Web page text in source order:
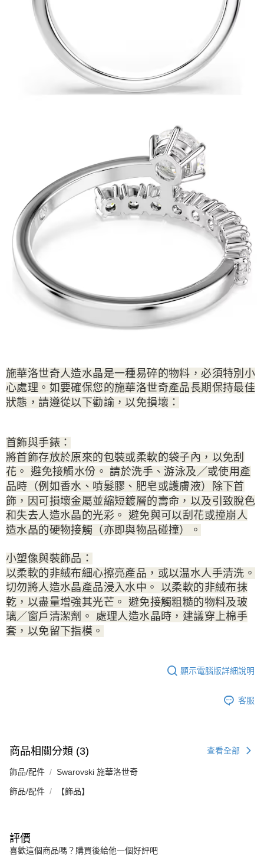
施華洛世奇人造水晶是一種易碎的物料，必須特別小
心處理。如要確保您的施華洛世奇產品長期保持最佳
狀態，請遵從以下勸諭，以免損壞：
首飾與手錶：
將首飾存放於原來的包裝或柔軟的袋子內，以免刮
花。 避免接觸水份。 請於洗手、游泳及／或使用產
品時（例如香水、噴髮膠、肥皂或護膚液）除下首
飾，因可損壞金屬並縮短鍍層的壽命，以及引致脫色
和失去人造水晶的光彩。 避免與可以刮花或撞崩人
造水晶的硬物接觸（亦即與物品碰撞）。
小塑像與裝飾品：
以柔軟的非絨布細心擦亮產品，或以温水人手清洗。
切勿將人造水晶產品浸入水中。 以柔軟的非絨布抹
乾，以盡量增強其光芒。 避免接觸粗糙的物料及玻
璃／窗戶清潔劑。 處理人造水晶時，建議穿上棉手
套，以免留下指模。
顯示電腦版詳細說明
客服
商品相關分類 (3) 查看全部
飾品/配件 Swarovski 施華洛世奇
飾品/配件 【飾品】
評價
喜歡這個商品嗎？購買後給他一個好評吧